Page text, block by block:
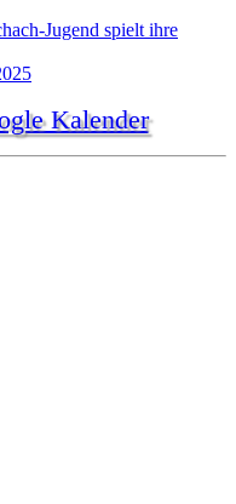
Jugend spielt ihre
Kalender